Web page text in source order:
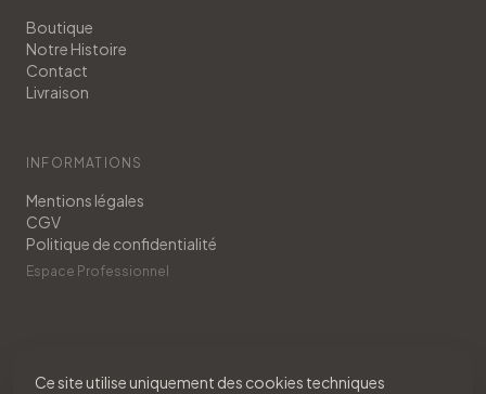
Boutique
Notre Histoire
Contact
Livraison
INFORMATIONS
Mentions légales
CGV
Politique de confidentialité
Espace Professionnel
Ce site utilise uniquement des cookies techniques